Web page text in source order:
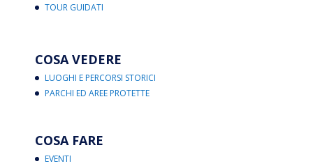
TOUR GUIDATI
COSA VEDERE
LUOGHI E PERCORSI STORICI
PARCHI ED AREE PROTETTE
COSA FARE
EVENTI